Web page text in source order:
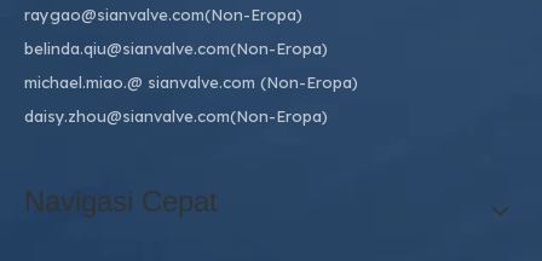
raygao@sianvalve.com(Non-Eropa)
belinda.qiu@sianvalve.com(Non-Eropa)
michael.miao.@ sianvalve.com (Non-Eropa)
daisy.zhou@sianvalve.com(Non-Eropa)
Navigasi Cepat